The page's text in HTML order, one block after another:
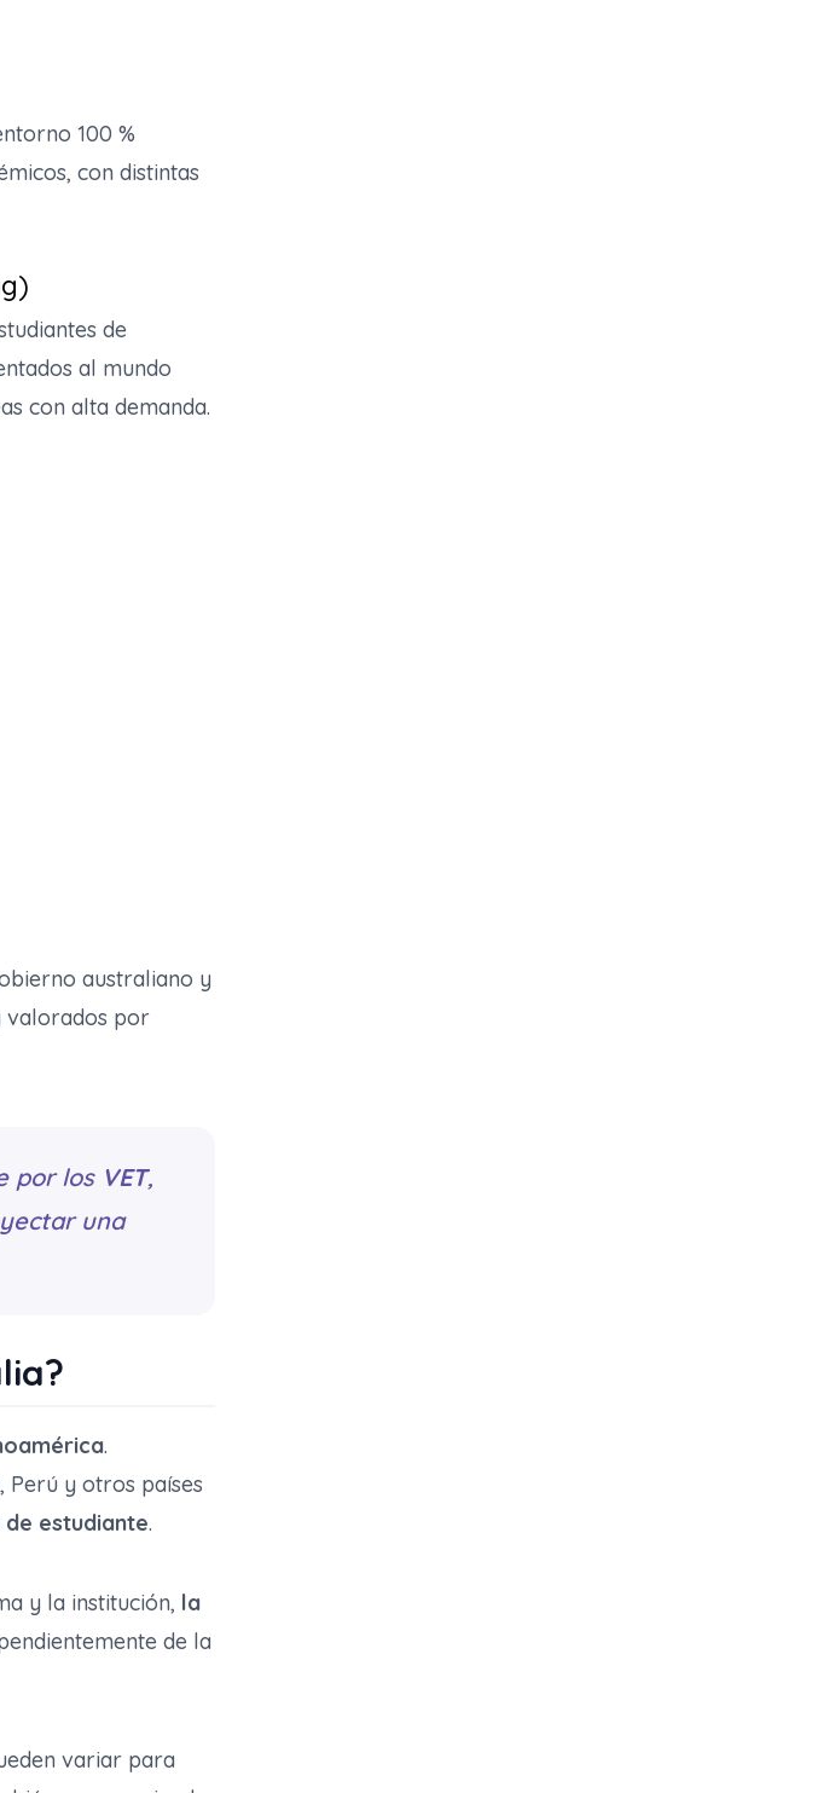
100 %
con distintas
de
al mundo
con alta demanda.
australiano y
valorados por
por los VET,
una
.
Perú y otros países
de estudiante.
y la institución, la
de la
variar para